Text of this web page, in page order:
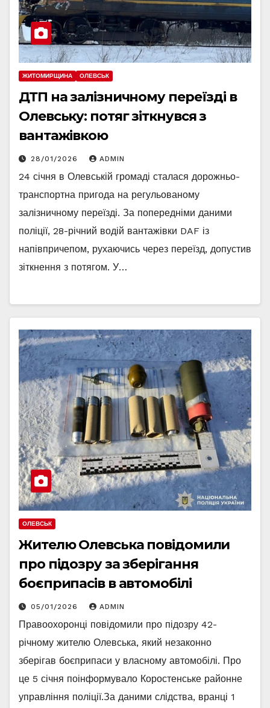
ЖИТОМИРЩИНА ОЛЕВСЬК
ДТП на залізничному переїзді в
Олевську: потяг зіткнувся з
вантажівкою
28/01/2026 ADMIN
24 січня в Олевській громаді сталася дорожньо-
транспортна пригода на регульованому
залізничному переїзді. За попередніми даними
поліції, 28-річний водій вантажівки DAF із
напівпричепом, рухаючись через переїзд, допустив
зіткнення з потягом. У…
ОЛЕВСЬК
Жителю Олевська повідомили
про підозру за зберігання
боєприпасів в автомобілі
05/01/2026 ADMIN
Правоохоронці повідомили про підозру 42-
річному жителю Олевська, який незаконно
зберігав боєприпаси у власному автомобілі. Про
це 5 січня поінформувало Коростенське районне
управління поліції.За даними слідства, вранці 1